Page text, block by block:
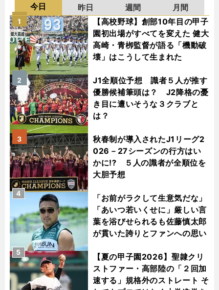
今日 昨日 週間
月間
【高校野球】創部10年目の甲子
園初出場がすべてを変えた 健大
高崎・青栁監督が語る「機動破
壊」はこうして生まれた
1
J1全順位予想 識者５人が推す
優勝候補筆頭は？ J2降格の憂
き目に遭いそうな３クラブと
は？
2
秋春制が導入されたJ1リーグ2
026－27シーズンの行方はい
かに!? ５人の識者が全順位を
大胆予想
3
「お前がラクして生意気だな」
「あいつ若いくせに」厳しい言
葉を浴びせられるも佐藤慎太郎
が貫いた誇りとファンへの思い
4
【夏の甲子園2026】聖隷クリ
ストファー・高部陸の「２回加
速する」規格外のストレート そ
5